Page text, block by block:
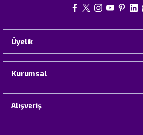
Üyelik
Kurumsal
Alışveriş